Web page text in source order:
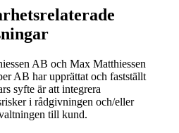
AB och Max Matthiessen
AB har upprättat och fastställt
syfte är att integrera
i rådgivningen och/eller
till kund.